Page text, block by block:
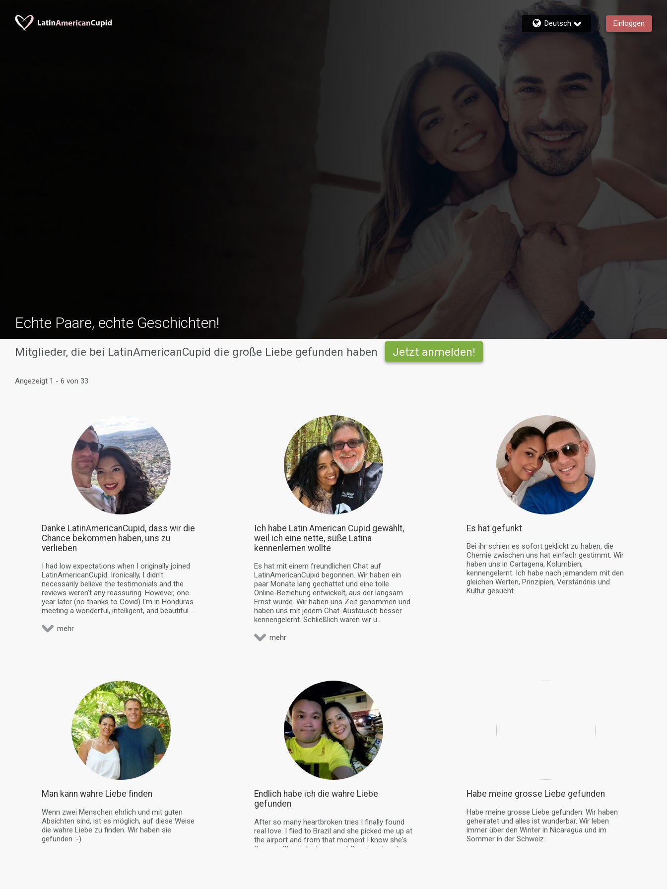
Deutsch Einloggen
Echte Paare, echte Geschichten!
Mitglieder, die bei LatinAmericanCupid die große Liebe gefunden haben Jetzt anmelden!
Angezeigt 1 - 6 von 33
Danke LatinAmericanCupid, dass wir die
Chance bekommen haben, uns zu
verlieben
I had low expectations when I originally joined
LatinAmericanCupid. Ironically, I didn't
necessarily believe the testimonials and the
reviews weren't any reassuring. However, one
year later (no thanks to Covid) I'm in Honduras
meeting a wonderful, intelligent, and beautiful ...
mehr
Ich habe Latin American Cupid gewählt,
weil ich eine nette, süße Latina
kennenlernen wollte
Es hat mit einem freundlichen Chat auf
LatinAmericanCupid begonnen. Wir haben ein
paar Monate lang gechattet und eine tolle
Online-Beziehung entwickelt, aus der langsam
Ernst wurde. Wir haben uns Zeit genommen und
haben uns mit jedem Chat-Austausch besser
kennengelernt. Schließlich waren wir u...
mehr
Es hat gefunkt
Bei ihr schien es sofort geklickt zu haben, die
Chemie zwischen uns hat einfach gestimmt. Wir
haben uns in Cartagena, Kolumbien,
kennengelernt. Ich habe nach jemandem mit den
gleichen Werten, Prinzipien, Verständnis und
Kultur gesucht.
Man kann wahre Liebe finden
Wenn zwei Menschen ehrlich und mit guten
Absichten sind, ist es möglich, auf diese Weise
die wahre Liebe zu finden. Wir haben sie
gefunden :-)
Endlich habe ich die wahre Liebe
gefunden
After so many heartbroken tries I finally found
real love. I flied to Brazil and she picked me up at
the airport and from that moment I know she's
the one. She picked me up at the airport and we
Habe meine grosse Liebe gefunden
Habe meine grosse Liebe gefunden. Wir haben
geheiratet und alles ist wunderbar. Wir leben
immer über den Winter in Nicaragua und im
Sommer in der Schweiz.